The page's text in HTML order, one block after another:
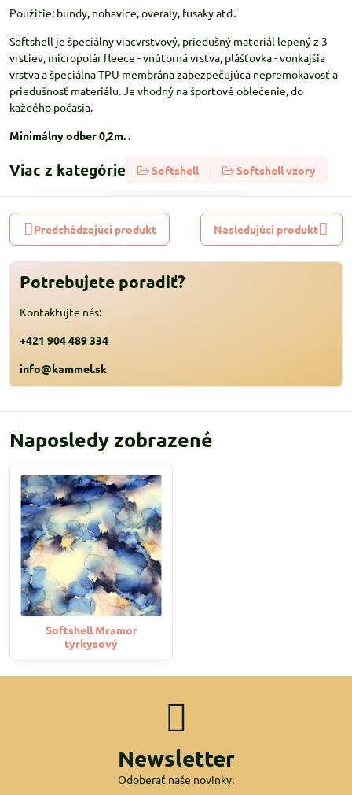
Použitie: bundy, nohavice, overaly, fusaky atď.
Softshell je špeciálny viacvrstvový, priedušný materiál lepený z 3
vrstiev, micropolár fleece - vnútorná vrstva, plášťovka - vonkajšia
vrstva a špeciálna TPU membrána zabezpečujúca nepremokavosť a
priedušnosť materiálu. Je vhodný na športové oblečenie, do
každého počasia.
Minimálny odber 0,2m. .
Viac z kategórie Softshell Softshell vzory
Predchádzajúci produkt Nasledujúci produkt
Potrebujete poradiť?
Kontaktujte nás:
+421 904 489 334
info@kammel.sk
Naposledy zobrazené
Softshell Mramor
tyrkysový
Newsletter
Odoberať naše novinky: